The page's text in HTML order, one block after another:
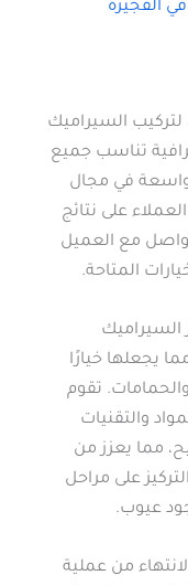
الفجيرة
لتركيب السيراميك
تناسب جميع
واسعة في مجال
على نتائج
مع العميل
المتاحة.
يجعلها خيارًا
تقوم
والتقنيات
مما يعزز من
على مراحل
عيوب.
من عملية